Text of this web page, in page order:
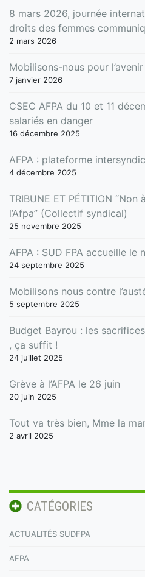
8 mars 2026, journée
droits des femmes
2 mars 2026
Mobilisons-nous pour l’avenir
7 janvier 2026
CSEC AFPA du 10 et 11
salariés en danger
16 décembre 2025
AFPA : plateforme
4 décembre 2025
TRIBUNE ET PÉTITION
l’Afpa” (Collectif syndical)
25 novembre 2025
AFPA : SUD FPA accueille le
24 septembre 2025
Mobilisons nous contre
5 septembre 2025
Budget Bayrou : les
, ça suffit !
24 juillet 2025
Grève à l’AFPA le 26 juin
20 juin 2025
Tout va très bien, Mme la
2 avril 2025
CATÉGORIES
ACTUALITÉS SUDFPA
AFPA